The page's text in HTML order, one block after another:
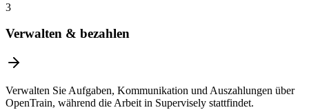
3
Verwalten & bezahlen
Verwalten Sie Aufgaben, Kommunikation und Auszahlungen über
OpenTrain, während die Arbeit in Supervisely stattfindet.